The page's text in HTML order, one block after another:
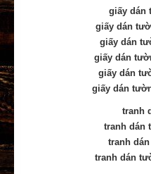
giấy dán
giấy dán
giấy dán
giấy dán
giấy dán
giấy dán
tranh
tranh dán
tranh
tranh dán